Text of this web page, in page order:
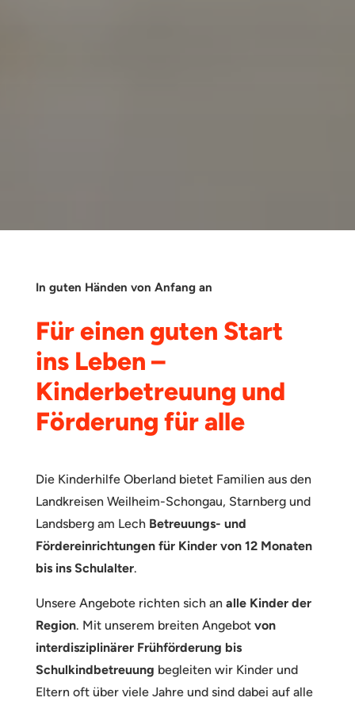
In guten Händen von Anfang an
Für einen guten Start
ins Leben –
Kinderbetreuung und
Förderung für alle
Die Kinderhilfe Oberland bietet Familien aus den
Landkreisen Weilheim-Schongau, Starnberg und
Landsberg am Lech Betreuungs- und
Fördereinrichtungen für Kinder von 12 Monaten
bis ins Schulalter.
Unsere Angebote richten sich an alle Kinder der
Region. Mit unserem breiten Angebot von
interdisziplinärer Frühförderung bis
Schulkindbetreuung begleiten wir Kinder und
Eltern oft über viele Jahre und sind dabei auf alle